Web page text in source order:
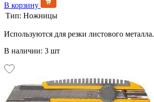
В корзину
Тип: Ножницы
Используются для резки листового металла.
В наличии: 3 шт